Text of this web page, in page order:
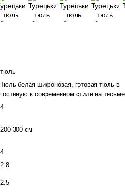
тюль
Тюль белая шифоновая, готовая тюль в
гостиную в современном стиле на тесьме
4
200-300 см
4
2.8
2.5